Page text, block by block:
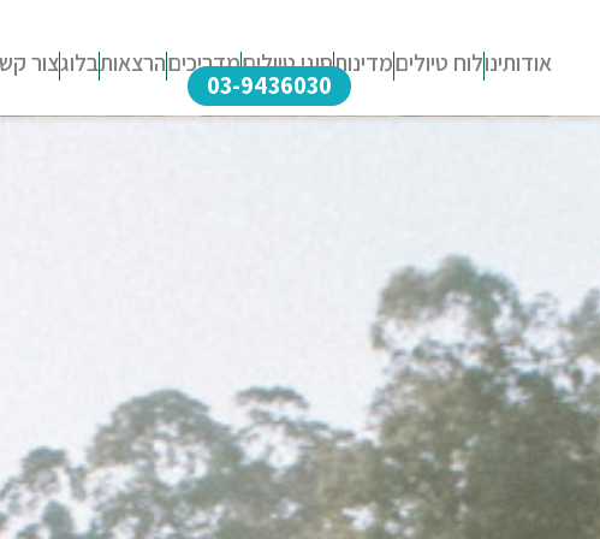
אודותינולוח טיוליםמדינותסוגי טיוליםמדריכיםהרצאותבלוגצור
03-9436030